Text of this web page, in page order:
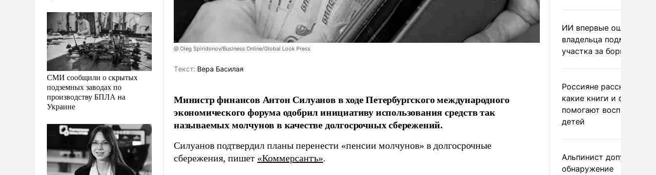
СМИ сообщили о скрытых
подземных заводах по
производству БПЛА на
Украине
@ Oleg Spiridonov/Business Online/Global Look Press
Tекст: Вера Басилая
Министр финансов Антон Силуанов в ходе Петербургского международного
экономического форума одобрил инициативу использования средств так
называемых молчунов в качестве долгосрочных сбережений.
Силуанов подтвердил планы перенести «пенсии молчунов» в долгосрочные
сбережения, пишет «Коммерсантъ».
ИИ впервые
владельца
участка за борщевик
Россияне рассказали,
какие книги и фильмы
помогают воспитывать
детей
Альпинист допустил
обнаружение